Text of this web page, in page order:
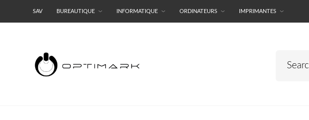
SAV BUREAUTIQUE INFORMATIQUE ORDINATEURS IMPRIMANTES